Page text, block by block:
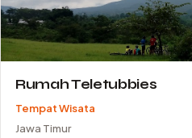
Rumah Teletubbies
Tempat Wisata
Jawa Timur